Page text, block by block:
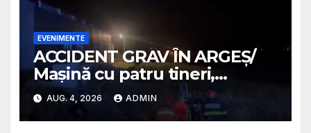
EVENIMENTE
ACCIDENT GRAV ÎN ARGEȘ/
Mașină cu patru tineri,
răsturnată pe un câmp la
Micești/ Doi sunt în stare
gravă
AUG. 4, 2026 ADMIN